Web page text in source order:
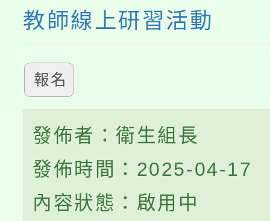
教師線上研習活動
報名
發佈者：衛生組長
發佈時間：2025-04-17
內容狀態：啟用中